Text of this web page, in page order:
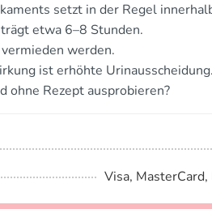
setzt in der Regel
etwa 6–8 Stunden.
werden.
ist erhöhte Urinausscheidung.
ohne Rezept ausprobieren?
Visa,